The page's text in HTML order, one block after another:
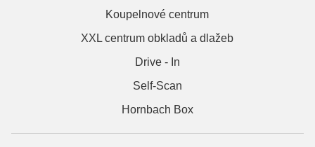
Koupelnové centrum
XXL centrum obkladů a dlažeb
Drive - In
Self-Scan
Hornbach Box